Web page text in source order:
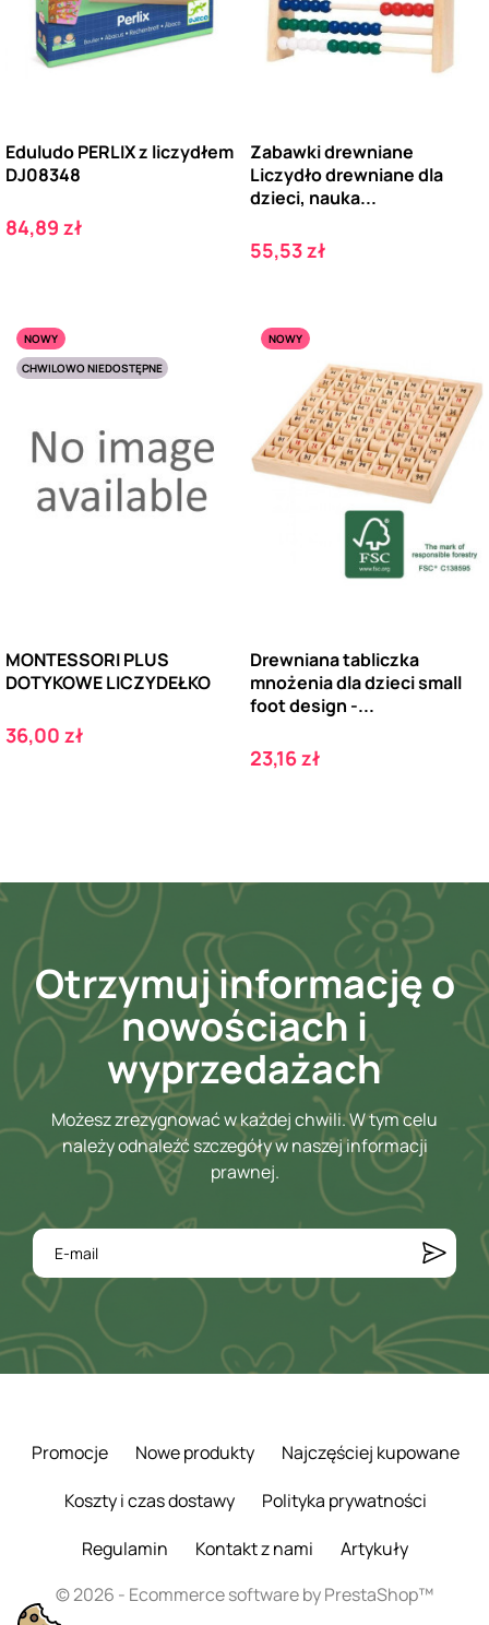
Eduludo PERLIX z liczydłem
DJ08348
Cena
84,89 zł
Zabawki drewniane
Liczydło drewniane dla
dzieci, nauka...
Cena
55,53 zł
NOWY
CHWILOWO NIEDOSTĘPNE
MONTESSORI PLUS
DOTYKOWE LICZYDEŁKO
Cena
36,00 zł
NOWY
Drewniana tabliczka
mnożenia dla dzieci small
foot design -...
Cena
23,16 zł
Otrzymuj informację o
nowościach i
wyprzedażach
Możesz zrezygnować w każdej chwili. W tym celu
należy odnaleźć szczegóły w naszej informacji
prawnej.
Promocje Nowe produkty
Najczęściej kupowane
Koszty i czas dostawy
Polityka prywatności
Regulamin
Kontakt z nami
Artykuły
© 2026 - Ecommerce software by PrestaShop™